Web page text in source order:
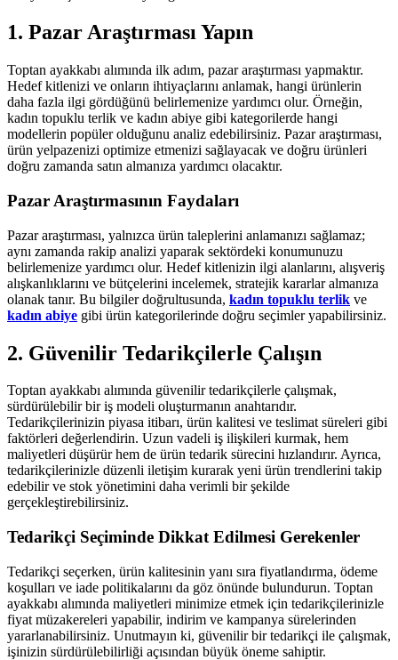
1. Pazar Araştırması Yapın
Toptan ayakkabı alımında ilk adım, pazar araştırması yapmaktır.
Hedef kitlenizi ve onların ihtiyaçlarını anlamak, hangi ürünlerin
daha fazla ilgi gördüğünü belirlemenize yardımcı olur. Örneğin,
kadın topuklu terlik ve kadın abiye gibi kategorilerde hangi
modellerin popüler olduğunu analiz edebilirsiniz. Pazar araştırması,
ürün yelpazenizi optimize etmenizi sağlayacak ve doğru ürünleri
doğru zamanda satın almanıza yardımcı olacaktır.
Pazar Araştırmasının Faydaları
Pazar araştırması, yalnızca ürün taleplerini anlamanızı sağlamaz;
aynı zamanda rakip analizi yaparak sektördeki konumunuzu
belirlemenize yardımcı olur. Hedef kitlenizin ilgi alanlarını, alışveriş
alışkanlıklarını ve bütçelerini incelemek, stratejik kararlar almanıza
olanak tanır. Bu bilgiler doğrultusunda, kadın topuklu terlik ve
kadın abiye gibi ürün kategorilerinde doğru seçimler yapabilirsiniz.
2. Güvenilir Tedarikçilerle Çalışın
Toptan ayakkabı alımında güvenilir tedarikçilerle çalışmak,
sürdürülebilir bir iş modeli oluşturmanın anahtarıdır.
Tedarikçilerinizin piyasa itibarı, ürün kalitesi ve teslimat süreleri gibi
faktörleri değerlendirin. Uzun vadeli iş ilişkileri kurmak, hem
maliyetleri düşürür hem de ürün tedarik sürecini hızlandırır. Ayrıca,
tedarikçilerinizle düzenli iletişim kurarak yeni ürün trendlerini takip
edebilir ve stok yönetimini daha verimli bir şekilde
gerçekleştirebilirsiniz.
Tedarikçi Seçiminde Dikkat Edilmesi Gerekenler
Tedarikçi seçerken, ürün kalitesinin yanı sıra fiyatlandırma, ödeme
koşulları ve iade politikalarını da göz önünde bulundurun. Toptan
ayakkabı alımında maliyetleri minimize etmek için tedarikçilerinizle
fiyat müzakereleri yapabilir, indirim ve kampanya sürelerinden
yararlanabilirsiniz. Unutmayın ki, güvenilir bir tedarikçi ile çalışmak,
işinizin sürdürülebilirliği açısından büyük öneme sahiptir.